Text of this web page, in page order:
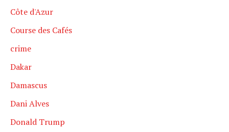
Côte d'Azur
Course des Cafés
crime
Dakar
Damascus
Dani Alves
Donald Trump